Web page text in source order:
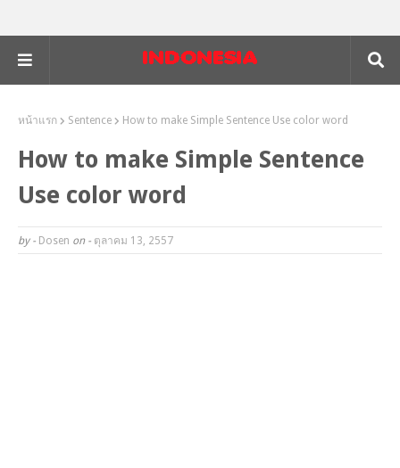
หน้าแรก Sentence How to make Simple Sentence Use color word
How to make Simple Sentence
Use color word
by - Dosen on - ตุลาคม 13, 2557